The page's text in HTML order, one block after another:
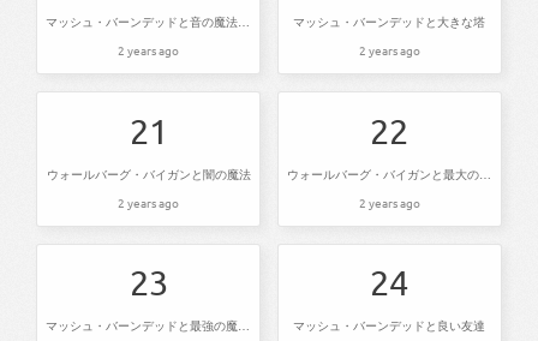
2 years ago
マッシュ・バーンデッドと大きな塔
2 years ago
21
ウォールバーグ・バイガンと闇の魔法
2 years ago
22
2 years ago
23
マッシュ・バーンデッドと最強の魔法使いの始まり
24
マッシュ・バーンデッドと良い友達